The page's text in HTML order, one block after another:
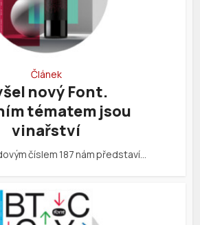
Článek
nový Font.
tématem jsou
vinařství
číslem 187 nám představí…